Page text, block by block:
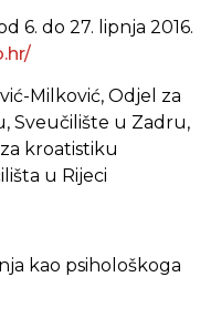
6. do 27. lipnja 2016.
Milković, Odjel za
Sveučilište u Zadru,
kroatistiku
u Rijeci
kao psihološkoga